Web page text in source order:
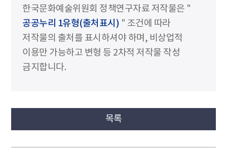
한국문화예술위원회 정책연구자료 저작물은 "
공공누리 1유형(출처표시) " 조건에 따라
저작물의 출처를 표시하셔야 하며, 비상업적
이용만 가능하고 변형 등 2차적 저작물 작성
금지합니다.
목록